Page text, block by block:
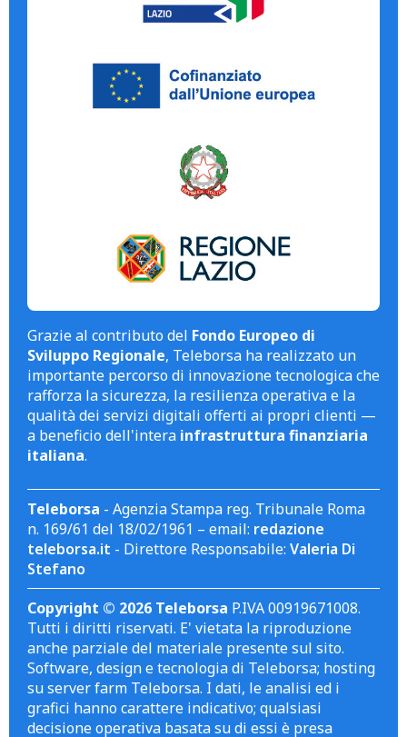
Grazie al contributo del Fondo Europeo di
Sviluppo Regionale, Teleborsa ha realizzato un
importante percorso di innovazione tecnologica che
rafforza la sicurezza, la resilienza operativa e la
qualità dei servizi digitali offerti ai propri clienti —
a beneficio dell'intera infrastruttura finanziaria
italiana.
Teleborsa - Agenzia Stampa reg. Tribunale Roma
n. 169/61 del 18/02/1961 – email: redazione
teleborsa.it - Direttore Responsabile: Valeria Di
Stefano
Copyright © 2026 Teleborsa P.IVA 00919671008.
Tutti i diritti riservati. E' vietata la riproduzione
anche parziale del materiale presente sul sito.
Software, design e tecnologia di Teleborsa; hosting
su server farm Teleborsa. I dati, le analisi ed i
grafici hanno carattere indicativo; qualsiasi
decisione operativa basata su di essi è presa